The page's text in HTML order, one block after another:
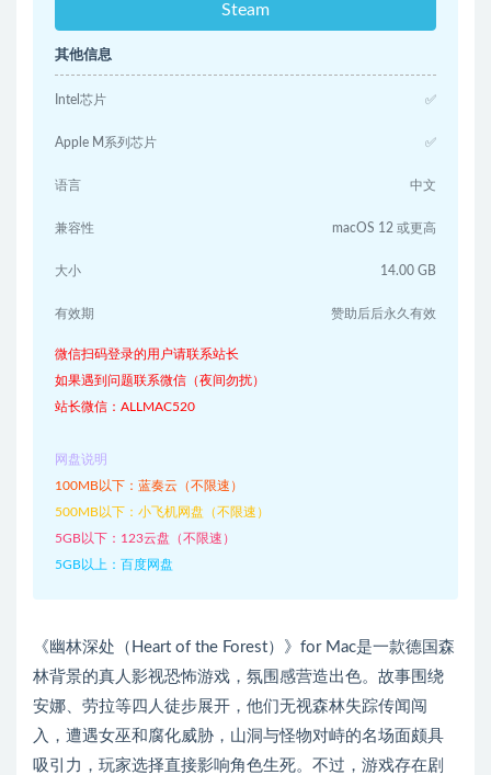
Steam
其他信息
Intel芯片 ✅
Apple M系列芯片 ✅
语言 中文
兼容性 macOS 12 或更高
大小 14.00 GB
有效期 赞助后后永久有效
微信扫码登录的用户请联系站长
如果遇到问题联系微信（夜间勿扰）
站长微信：ALLMAC520
网盘说明
100MB以下：蓝奏云（不限速）
500MB以下：小飞机网盘（不限速）
5GB以下：123云盘（不限速）
5GB以上：百度网盘
《幽林深处（Heart of the Forest）》for Mac是一款德国森
林背景的真人影视恐怖游戏，氛围感营造出色。故事围绕
安娜、劳拉等四人徒步展开，他们无视森林失踪传闻闯
入，遭遇女巫和腐化威胁，山洞与怪物对峙的名场面颇具
吸引力，玩家选择直接影响角色生死。不过，游戏存在剧